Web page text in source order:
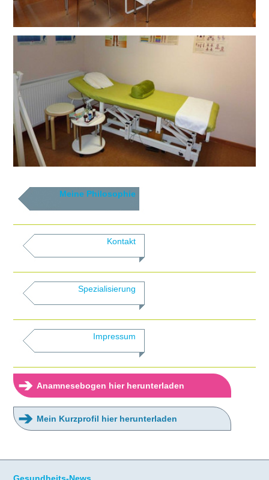
Meine Philosophie
Kontakt
Spezialisierung
Impressum
➔ Anamnesebogen hier herunterladen
➔ Mein Kurzprofil hier herunterladen
Gesundheits-News